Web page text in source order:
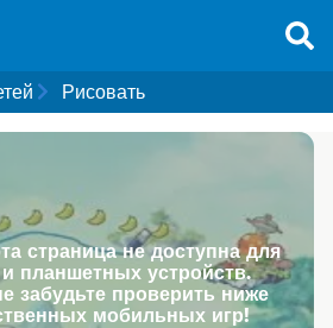
Рисовать
страница не доступна для
планшетных устройств.
забудьте проверить ниже
мобильных игр!